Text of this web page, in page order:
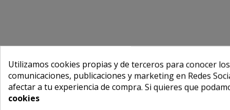
Utilizamos cookies propias y de terceros para conocer
comunicaciones, publicaciones y marketing en Redes
afectar a tu experiencia de compra. Si quieres que
cookies